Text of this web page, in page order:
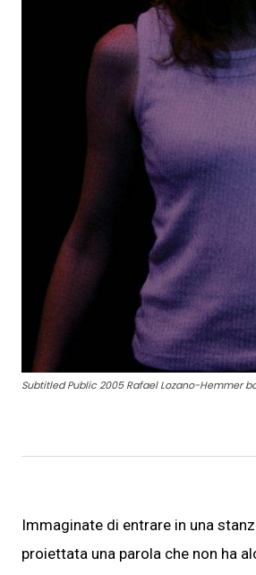
Subtitled Public 2005 Rafael Lozano-Hemmer
Immaginate di entrare in una
proiettata una parola che non ha